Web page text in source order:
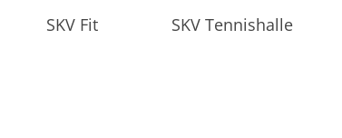
SKV Fit SKV Tennishalle